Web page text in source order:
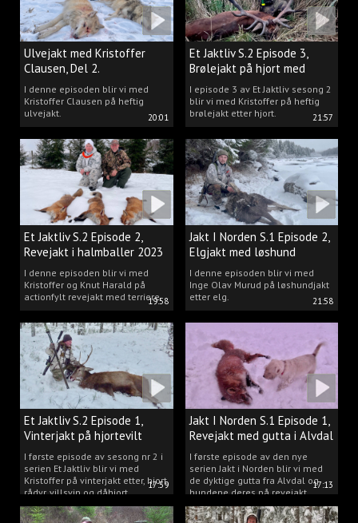
20:01
Ulvejakt med Kristoffer
Clausen, Del 2.
I denne episoden blir vi med
Kristoffer Clausen på heftig
ulvejakt.
21:57
Et Jaktliv S.2 Episode 3,
Brølejakt på hjort med
Kristoffer Clausen
I episode 3 av Et Jaktliv sesong 2
blir vi med Kristoffer på heftig
brølejakt etter hjort.
19:58
Et Jaktliv S.2 Episode 2,
Revejakt i halmballer 2023
I denne episoden blir vi med
Kristoffer og Knut Harald på
actionfylt revejakt med terriere.
21:58
Jakt I Norden S.1 Episode 2,
Elgjakt med løshund
I denne episoden blir vi med
Inge Olav Murud på løshundjakt
etter elg.
17:59
Et Jaktliv S.2 Episode 1,
Vinterjakt på hjortevilt
I første episode av sesong nr 2 i
serien Et Jaktliv blir vi med
Kristoffer på vinterjakt etter, hjort,
rådyr, villsvin og dåhjort.
17:13
Jakt I Norden S.1 Episode 1,
Revejakt med gutta i Alvdal
I første episode av den nye
serien Jakt i Norden blir vi med
de dyktige gutta fra Alvdal og
hundene deres på revejakt.